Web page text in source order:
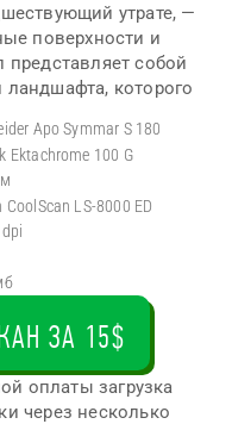
утрате, —
поверхности и
собой
которого
Apo Symmar S 180
Ektachrome 100 G
CoolScan LS-8000 ED
ЗА 15$
оплаты загрузка
через несколько